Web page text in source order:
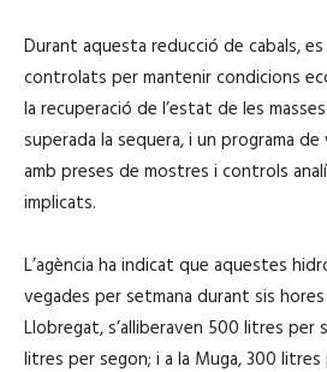
Durant aquesta reducció de cabals,
controlats per mantenir condicions
la recuperació de l’estat de les
superada la sequera, i un programa
amb preses de mostres i controls
implicats.
L’agència ha indicat que aquestes
vegades per setmana durant sis
Llobregat, s’alliberaven 500 litres per
litres per segon; i a la Muga, 300 litres